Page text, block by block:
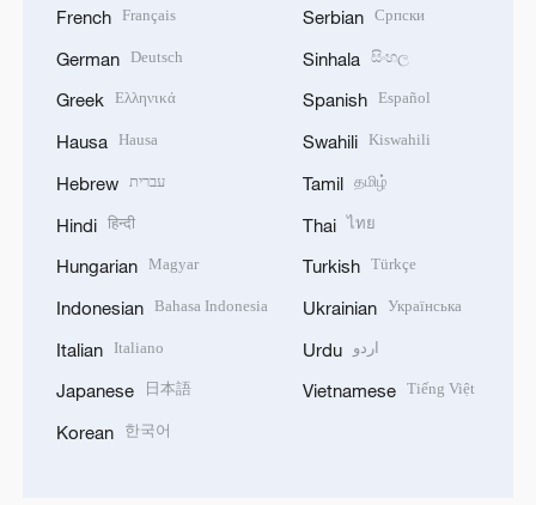
French Français
German Deutsch
Greek Ελληνικά
Hausa Hausa
Hebrew עברית
Hindi हिन्दी
Hungarian Magyar
Indonesian Bahasa Indonesia
Italian Italiano
Japanese 日本語
Korean 한국어
Serbian Српски
Sinhala සිංහල
Spanish Español
Swahili Kiswahili
Tamil தமிழ்
Thai ไทย
Turkish Türkçe
Ukrainian Українська
Urdu اردو
Vietnamese Tiếng Việt